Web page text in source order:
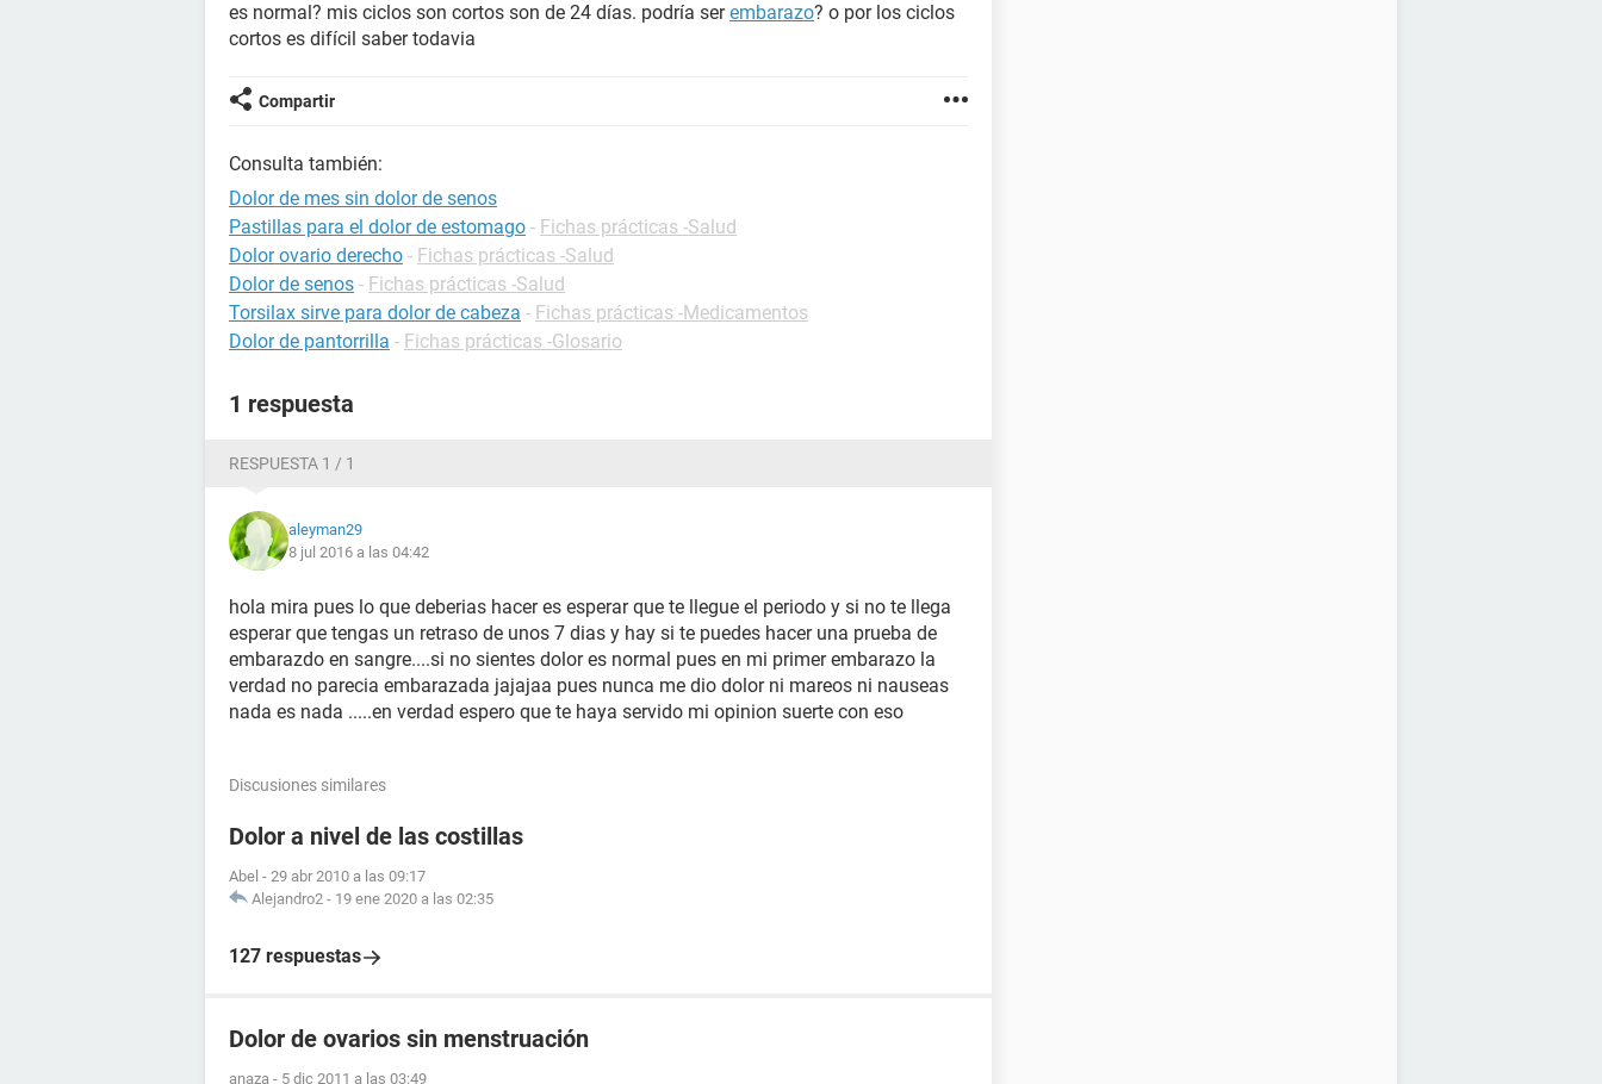
es normal? mis ciclos son cortos son de 24 días. podría serembarazo? o por los ciclos
cortos es difícil saber todavia
Compartir
Consulta también:
Dolor de mes sin dolor de senos
Pastillas para el dolor de estomago - Fichas prácticas -Salud
Dolor ovario derecho - Fichas prácticas -Salud
Dolor de senos - Fichas prácticas -Salud
Torsilax sirve para dolor de cabeza - Fichas prácticas -Medicamentos
Dolor de pantorrilla - Fichas prácticas -Glosario
1 respuesta
RESPUESTA 1 / 1
aleyman29
8 jul 2016 a las 04:42
hola mira pues lo que deberias hacer es esperar que te llegue el periodo y si no te llega
esperar que tengas un retraso de unos 7 dias y hay si te puedes hacer una prueba de
embarazdo en sangre....si no sientes dolor es normal pues en mi primer embarazo la
verdad no parecia embarazada jajajaa pues nunca me dio dolor ni mareos ni nauseas
nada es nada .....en verdad espero que te haya servido mi opinion suerte con eso
Discusiones similares
Dolor a nivel de las costillas
Abel - 29 abr 2010 a las 09:17
Alejandro2 - 19 ene 2020 a las 02:35
127 respuestas
Dolor de ovarios sin menstruación
anaza - 5 dic 2011 a las 03:49